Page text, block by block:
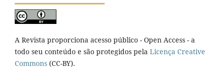
A Revista proporciona acesso público - Open Access - a
todo seu conteúdo e são protegidos pela Licença Creative
Commons (CC-BY).